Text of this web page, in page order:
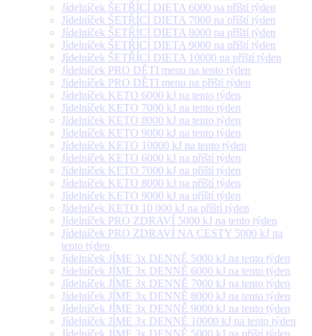
Jídelníček ŠETŘÍCÍ DIETA 6000 na příští týden
Jídelníček ŠETŘÍCÍ DIETA 7000 na příští týden
Jídelníček ŠETŘÍCÍ DIETA 8000 na příští týden
Jídelníček ŠETŘÍCÍ DIETA 9000 na příští týden
Jídelníček ŠETŘÍCÍ DIETA 10000 na příští týden
Jídelníček PRO DĚTI menu na tento týden
Jídelníček PRO DĚTI menu na příští týden
Jídelníček KETO 6000 kJ na tento týden
Jídelníček KETO 7000 kJ na tento týden
Jídelníček KETO 8000 kJ na tento týden
Jídelníček KETO 9000 kJ na tento týden
Jídelníček KETO 10000 kJ na tento týden
Jídelníček KETO 6000 kJ na příští týden
Jídelníček KETO 7000 kJ na příští týden
Jídelníček KETO 8000 kJ na příští týden
Jídelníček KETO 9000 kJ na příští týden
Jídelníček KETO 10 000 kJ na příští týden
Jídelníček PRO ZDRAVÍ 5000 kJ na tento týden
Jídelníček PRO ZDRAVÍ NA CESTY 5000 kJ na
tento týden
Jídelníček JÍME 3x DENNĚ 5000 kJ na tento týden
Jídelníček JÍME 3x DENNĚ 6000 kJ na tento týden
Jídelníček JÍME 3x DENNĚ 7000 kJ na tento týden
Jídelníček JÍME 3x DENNĚ 8000 kJ na tento týden
Jídelníček JÍME 3x DENNĚ 9000 kJ na tento týden
Jídelníček JÍME 3x DENNĚ 10000 kJ na tento týden
Jídelníček JÍME 3x DENNĚ 5000 kJ na příští týden